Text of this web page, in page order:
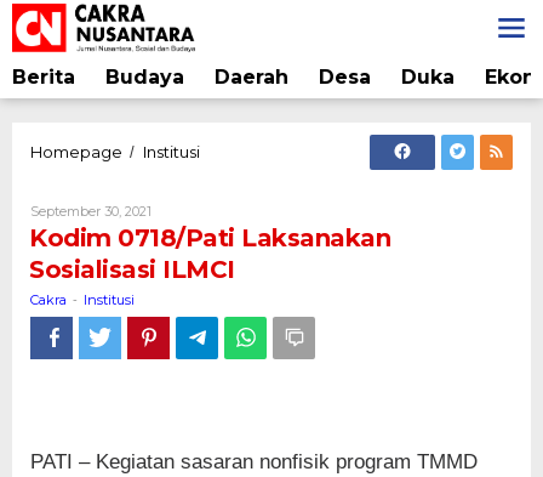
Lewati
ke
konten
Berita Budaya Daerah Desa Duka
Homepage / InstitusiKodim
Sosialisasi
ILMCI
September 30, 2021
Cakra
Kodim 0718/Pati Laksanakan
Sosialisasi ILMCI
Cakra - Institusi
PATI – Kegiatan sasaran nonfisik program TMMD